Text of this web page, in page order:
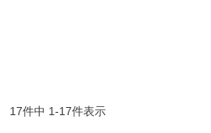
17件中 1-17件表示